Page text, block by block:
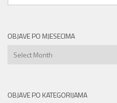
for:
OBJAVE PO MJESECIMA
Objave
OBJAVE PO KATEGORIJAMA